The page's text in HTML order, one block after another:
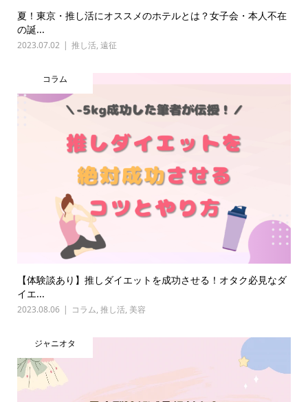
夏！東京・推し活にオススメのホテルとは？女子会・本人不在
の誕...
2023.07.02 推し活, 遠征
コラム
【体験談あり】推しダイエットを成功させる！オタク必見なダ
イエ...
2023.08.06 コラム, 推し活, 美容
ジャニオタ